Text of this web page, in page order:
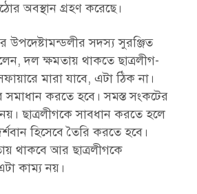
অবস্থান গ্রহণ করেছে।
সদস্য সুরঞ্জিত
দল ক্ষমতায় থাকতে ছাত্রলীগ-
মারা যাবে, এটা ঠিক না।
করতে হবে। সমস্ত সংকটের
ছাত্রলীগকে সাবধান করতে হলে
হিসেবে তৈরি করতে হবে।
থাকবে আর ছাত্রলীগকে
কাম্য নয়।